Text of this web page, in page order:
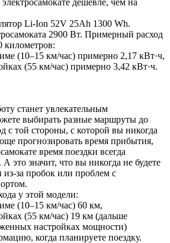
Li-Ion 52V 25Ah 1300 Wh.
2900 Вт. Примерный расход
километров:
(10–15 км/час) примерно 2,17 кВт·ч,
(55 км/час) примерно 3,42 кВт·ч.
станет увлекательным
выбирать разные маршруты до
с той стороны, с которой вы никогда
прогнозировать время прибытия,
время поездки всегда
это значит, что вы никогда не будете
из-за пробок или проблем с
у этой модели:
(10–15 км/час) 60 км,
(55 км/час) 19 км (дальше
настройках мощности)
когда планируете поездку.